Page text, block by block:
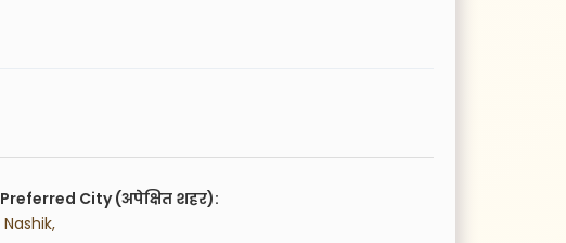
Preferred City (अपेक्षित शहर):
Nashik,